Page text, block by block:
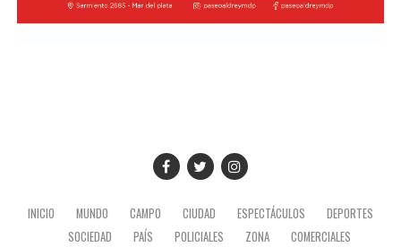
INICIO MUNDO CAMPO CIUDAD ESPECTÁCULOS
DEPORTES
SOCIEDAD
PAÍS POLICIALES ZONA COMERCIALES